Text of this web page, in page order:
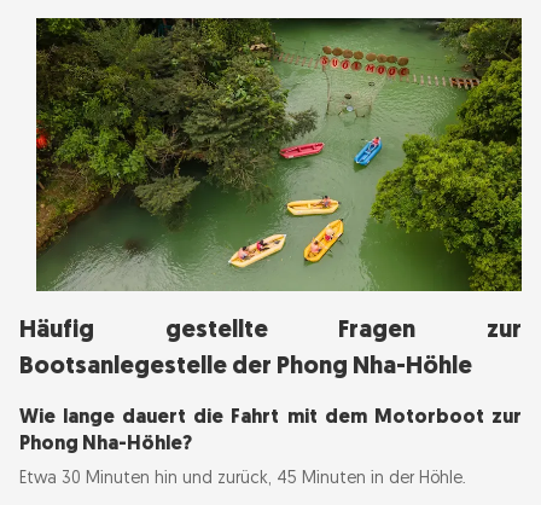
Häufig gestellte Fragen zur
Bootsanlegestelle der Phong Nha-Höhle
Wie lange dauert die Fahrt mit dem Motorboot zur
Phong Nha-Höhle?
Etwa 30 Minuten hin und zurück, 45 Minuten in der Höhle.